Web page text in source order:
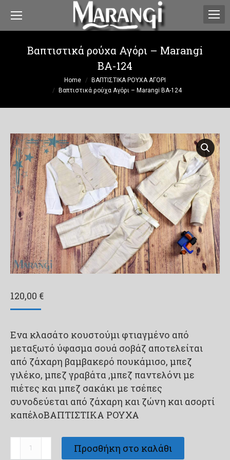
Βαπτιστικά ρούχα Αγόρι – Marangi
ΒΑ-124
Home
ΒΑΠΤΙΣΤΙΚΑ ΡΟΥΧΑ ΑΓΟΡΙ
Βαπτιστικά ρούχα Αγόρι – Marangi ΒΑ-124
120,00 €
Ενα κλασάτο κουστούμι φτιαγμένο από
μεταξωτό ύφασμα σουά σοβάζ αποτελείται
από ζάχαρη βαμβακερό πουκάμισο, μπεζ
γιλέκο, μπεζ γραβάτα ,μπεζ παντελόνι με
πιέτες και μπεζ σακάκι με τσέπες
συνοδεύεται από ζάχαρη και ζώνη και ασορτί
καπέλοΒΑΠΤΙΣΤΙΚΑ ΡΟΥΧΑ
Προσθήκη στο καλάθι